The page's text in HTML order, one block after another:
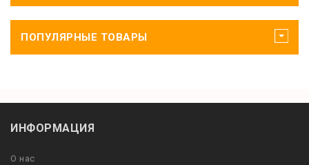
ПОПУЛЯРНЫЕ ТОВАРЫ
ИНФОРМАЦИЯ
О нас